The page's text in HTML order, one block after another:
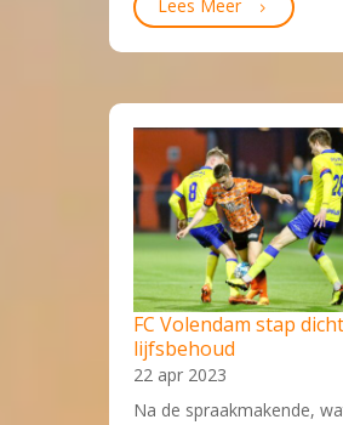
Lees Meer
FC Volendam stap
lijfsbehoud
22 apr 2023
Na de spraakmakende,